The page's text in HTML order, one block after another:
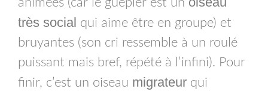
animées (car le guêpier est un
très social qui aime être en groupe) et
bruyantes (son cri ressemble à un roulé
puissant mais bref, répété à l’infini). Pour
finir, c’est un oiseau migrateur qui